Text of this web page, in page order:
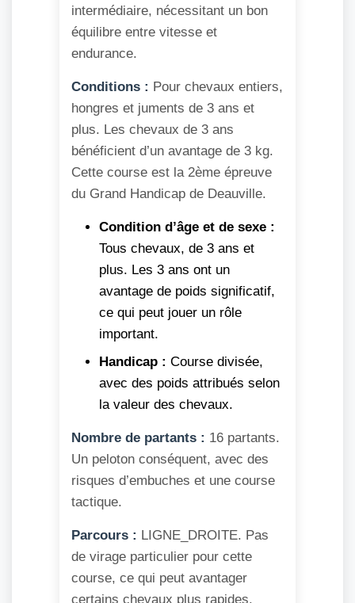
intermédiaire, nécessitant un bon
équilibre entre vitesse et
endurance.
Conditions : Pour chevaux entiers,
hongres et juments de 3 ans et
plus. Les chevaux de 3 ans
bénéficient d’un avantage de 3 kg.
Cette course est la 2ème épreuve
du Grand Handicap de Deauville.
Condition d’âge et de sexe :
Tous chevaux, de 3 ans et
plus. Les 3 ans ont un
avantage de poids significatif,
ce qui peut jouer un rôle
important.
Handicap : Course divisée,
avec des poids attribués selon
la valeur des chevaux.
Nombre de partants : 16 partants.
Un peloton conséquent, avec des
risques d’embuches et une course
tactique.
Parcours : LIGNE_DROITE. Pas
de virage particulier pour cette
course, ce qui peut avantager
certains chevaux plus rapides.